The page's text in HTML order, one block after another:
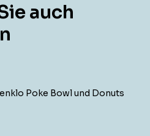
auch